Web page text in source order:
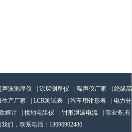
声波测厚仪 涂层测厚仪 噪声仪厂家
绝缘高
生产厂家 LCR测试表 汽车用钳形表
电力分
姆计 接地电阻仪 钳形泄漏电流
| 等业务,有
们，联系电话： 13696902486